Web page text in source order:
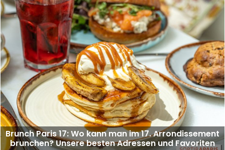
Brunch Paris 17: Wo kann man im 17. Arrondissement
brunchen? Unsere besten Adressen und Favoriten